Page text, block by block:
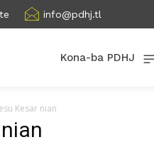
info@pdhj.tl
Kona-ba PDHJ
Kesar nian